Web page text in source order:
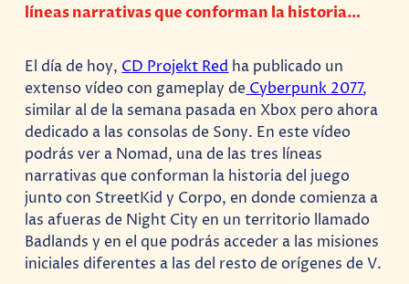
líneas narrativas que conforman la historia…
El día de hoy, CD Projekt Red ha publicado un
extenso vídeo con gameplay de Cyberpunk 2077,
similar al de la semana pasada en Xbox pero ahora
dedicado a las consolas de Sony. En este vídeo
podrás ver a Nomad, una de las tres líneas
narrativas que conforman la historia del juego
junto con StreetKid y Corpo, en donde comienza a
las afueras de Night City en un territorio llamado
Badlands y en el que podrás acceder a las misiones
iniciales diferentes a las del resto de orígenes de V.